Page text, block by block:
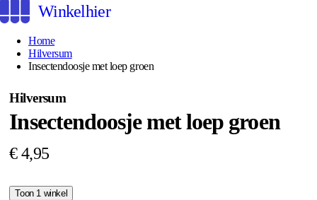
Winkelhier
Home
Hilversum
Insectendoosje met loep groen
Hilversum
Insectendoosje met loep groen
€ 4,95
Toon 1 winkel